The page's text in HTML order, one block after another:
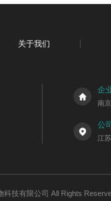
关于我们
企
南
公
江
科技有限公司 All Rights